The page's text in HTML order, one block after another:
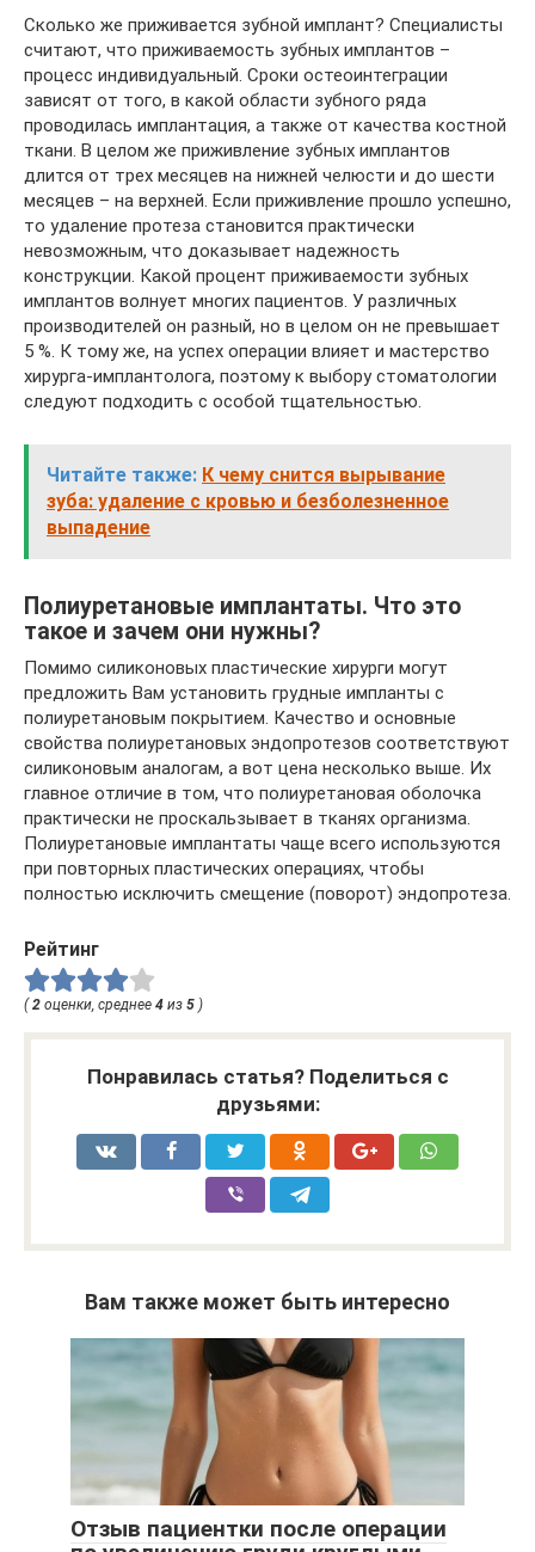
Сколько же приживается зубной имплант? Специалисты
считают, что приживаемость зубных имплантов –
процесс индивидуальный. Сроки остеоинтеграции
зависят от того, в какой области зубного ряда
проводилась имплантация, а также от качества костной
ткани. В целом же приживление зубных имплантов
длится от трех месяцев на нижней челюсти и до шести
месяцев – на верхней. Если приживление прошло успешно,
то удаление протеза становится практически
невозможным, что доказывает надежность
конструкции. Какой процент приживаемости зубных
имплантов волнует многих пациентов. У различных
производителей он разный, но в целом он не превышает
5 %. К тому же, на успех операции влияет и мастерство
хирурга-имплантолога, поэтому к выбору стоматологии
следуют подходить с особой тщательностью.
Читайте также: К чему снится вырывание
зуба: удаление с кровью и безболезненное
выпадение
Полиуретановые имплантаты. Что это
такое и зачем они нужны?
Помимо силиконовых пластические хирурги могут
предложить Вам установить грудные импланты с
полиуретановым покрытием. Качество и основные
свойства полиуретановых эндопротезов соответствуют
силиконовым аналогам, а вот цена несколько выше. Их
главное отличие в том, что полиуретановая оболочка
практически не проскальзывает в тканях организма.
Полиуретановые имплантаты чаще всего используются
при повторных пластических операциях, чтобы
полностью исключить смещение (поворот) эндопротеза.
Рейтинг
( 2 оценки, среднее 4 из 5 )
Понравилась статья? Поделиться с
друзьями:
Вам также может быть интересно
Отзыв пациентки после операции